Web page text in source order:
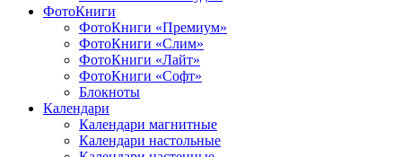
ФотоКниги
ФотоКниги «Премиум»
ФотоКниги «Слим»
ФотоКниги «Лайт»
ФотоКниги «Софт»
Блокноты
Календари
Календари магнитные
Календари настольные